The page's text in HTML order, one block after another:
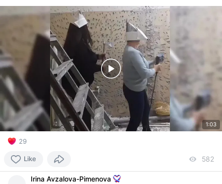
1:03
29
Like 582
Irina Avzalova-Pimenova